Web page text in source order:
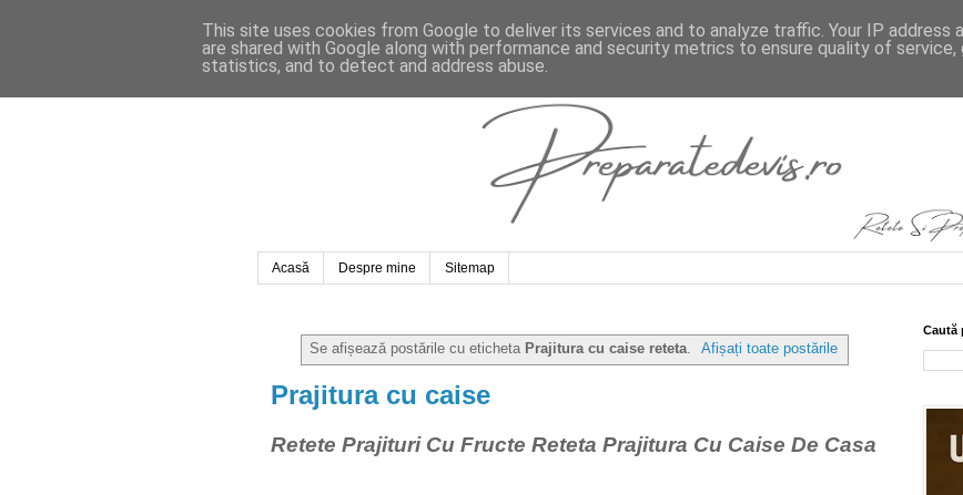
Acasă Despre mine Sitemap
Se afișează postările cu eticheta Prajitura cu caise reteta. Afișați toate postările
Prajitura cu caise
Retete Prajituri Cu Fructe Reteta Prajitura Cu Caise De Casa
Caută
This site uses cookies from Google to deliver its services and to analyze traffic. Your IP address
are shared with Google along with performance and security metrics to ensure quality of service,
statistics, and to detect and address abuse.